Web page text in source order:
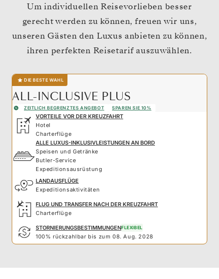
Um individuellen Reisevorlieben besser
gerecht werden zu können, freuen wir uns,
unseren Gästen den Luxus anbieten zu können,
ihren perfekten Reisetarif auszuwählen.
DIE BESTE WAHL
ALL-INCLUSIVE PLUS
ZEITLICH BEGRENZTES ANGEBOT SPAREN SIE 10%
VORTEILE VOR DER KREUZFAHRT
Hotel
Charterflüge
ALLE LUXUS-INKLUSIVLEISTUNGEN AN BORD
Speisen und Getränke
Butler-Service
Expeditionsausrüstung
LANDAUSFLÜGE
Expeditionsaktivitäten
FLUG UND TRANSFER NACH DER KREUZFAHRT
Charterflüge
STORNIERUNGSBESTIMMUNGENFLEXIBEL
100% rückzahlbar bis zum 08. Aug. 2028